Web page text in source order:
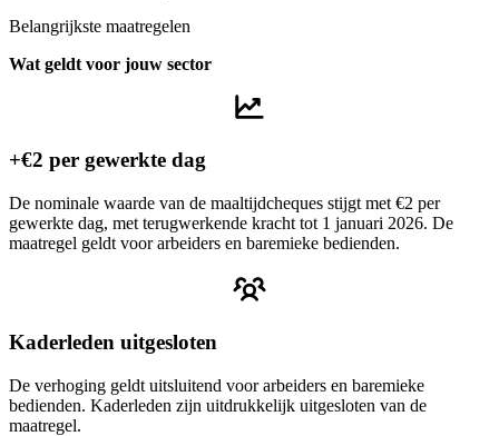
Belangrijkste maatregelen
Wat geldt voor jouw sector
+€2 per gewerkte dag
De nominale waarde van de maaltijdcheques stijgt met €2 per
gewerkte dag, met terugwerkende kracht tot 1 januari 2026. De
maatregel geldt voor arbeiders en baremieke bedienden.
Kaderleden uitgesloten
De verhoging geldt uitsluitend voor arbeiders en baremieke
bedienden. Kaderleden zijn uitdrukkelijk uitgesloten van de
maatregel.